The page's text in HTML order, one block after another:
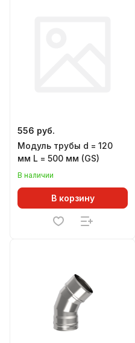
556 руб.
Модуль трубы d = 120
мм L = 500 мм (GS)
В наличии
В корзину